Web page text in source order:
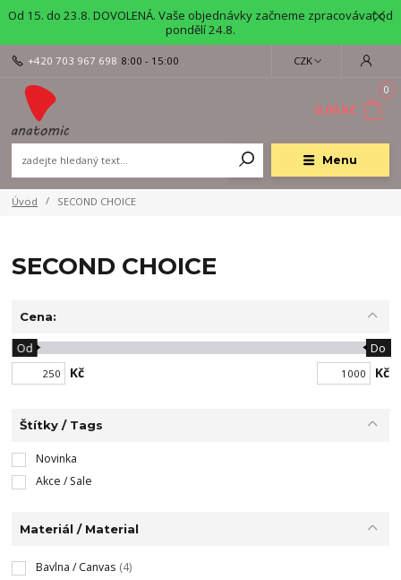
Od 15. do 23.8. DOVOLENÁ. Vaše objednávky začneme zpracovávat od
pondělí 24.8.
Menu
CZK
+420 703 967 698 8:00 - 15:00
0
0,00 Kč
Úvod SECOND CHOICE
SECOND CHOICE
Cena:
Kč
Od Do
Kč
Štítky / Tags
Novinka
Akce / Sale
Materiál / Material
Bavlna / Canvas (4)